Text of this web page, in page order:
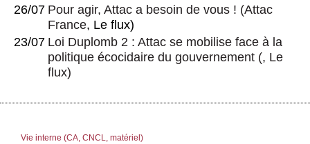
26/07 Pour agir, Attac a besoin de vous ! (Attac
France, Le flux)
23/07 Loi Duplomb 2 : Attac se mobilise face à la
politique écocidaire du gouvernement (, Le
flux)
Vie interne (CA, CNCL, matériel)